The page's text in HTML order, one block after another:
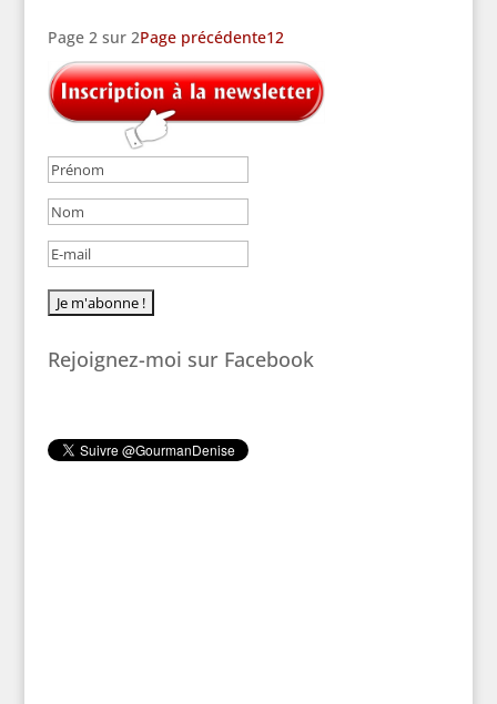
Page 2 sur 2Page précédente12
Rejoignez-moi sur Facebook